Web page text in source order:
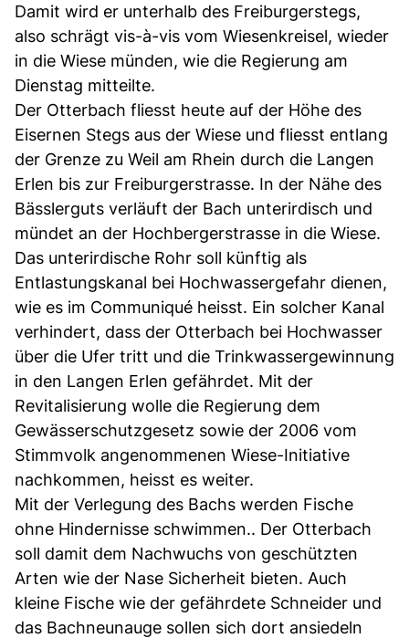
Damit wird er unterhalb des Freiburgerstegs,
also schrägt vis-à-vis vom Wiesenkreisel, wieder
in die Wiese münden, wie die Regierung am
Dienstag mitteilte.
Der Otterbach fliesst heute auf der Höhe des
Eisernen Stegs aus der Wiese und fliesst entlang
der Grenze zu Weil am Rhein durch die Langen
Erlen bis zur Freiburgerstrasse. In der Nähe des
Bässlerguts verläuft der Bach unterirdisch und
mündet an der Hochbergerstrasse in die Wiese.
Das unterirdische Rohr soll künftig als
Entlastungskanal bei Hochwassergefahr dienen,
wie es im Communiqué heisst. Ein solcher Kanal
verhindert, dass der Otterbach bei Hochwasser
über die Ufer tritt und die Trinkwassergewinnung
in den Langen Erlen gefährdet. Mit der
Revitalisierung wolle die Regierung dem
Gewässerschutzgesetz sowie der 2006 vom
Stimmvolk angenommenen Wiese-Initiative
nachkommen, heisst es weiter.
Mit der Verlegung des Bachs werden Fische
ohne Hindernisse schwimmen.. Der Otterbach
soll damit dem Nachwuchs von geschützten
Arten wie der Nase Sicherheit bieten. Auch
kleine Fische wie der gefährdete Schneider und
das Bachneunauge sollen sich dort ansiedeln